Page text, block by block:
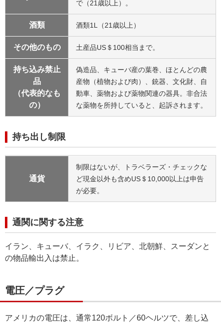
で（21歳以上）。
酒類 酒類1L（21歳以上）
その他のもの 土産品US＄100相当まで。
持ち込み禁止
品
（代表的なも
の）
偽造品、キューバ産の葉巻、ほとんどの農
産物（植物および肉）、銃器、文化財、自
動車、薬物および薬物関連の器具。非合法
な薬物を所持していると、起訴されます。
持ち出し制限
通貨
制限はないが、トラベラーズ・チェックな
ど現金以外も含めUS＄10,000以上は申告
が必要。
通関に関する注意
イラン、キューバ、イラク、リビア、北朝鮮、スーダンと
の物品輸出入は禁止。
電圧／プラグ
アメリカの電圧は、通常120ボルト／60ヘルツで、差し込